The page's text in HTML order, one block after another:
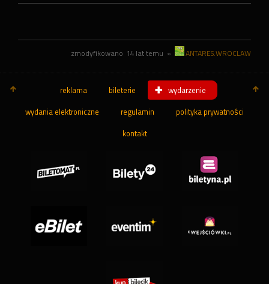
zmodyfikowano 14 lat temu » ANTARES.WROCLAW
reklama bileterie wydarzenie
wydania elektroniczne regulamin polityka prywatności
kontakt